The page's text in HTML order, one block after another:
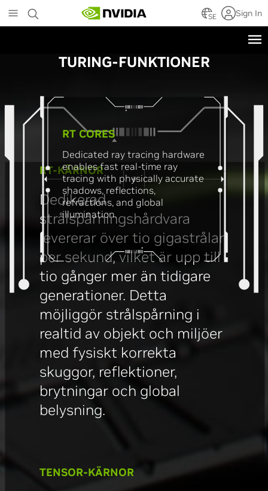
to
main
SE Sign In
TURING-FUNKTIONER
RT-KÄRNOR
Dedikerad
strålspårningshårdvara
levererar över tio gigastrålar
per sekund, vilket är upp till
tio gånger mer än tidigare
generationer. Detta
möjliggör strålspårning i
realtid av objekt och miljöer
med fysiskt korrekta
skuggor, reflektioner,
brytningar och global
belysning.
TENSOR-KÄRNOR
RT CORES
Dedicated ray tracing hardware
enables fast real-time ray
tracing with physically accurate
shadows, reflections,
refractions, and global
illumination.